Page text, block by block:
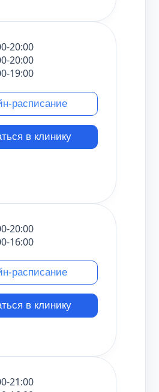
20:00
20:00
19:00
расписание
в клинику
20:00
16:00
расписание
в клинику
21:00